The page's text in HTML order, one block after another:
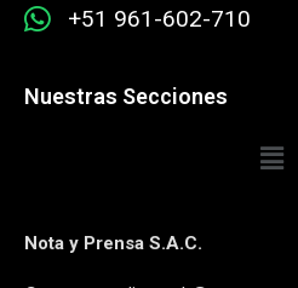
+51 961-602-710
Nuestras Secciones
Nota y Prensa S.A.C.